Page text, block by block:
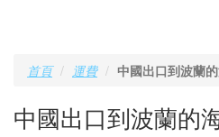
首頁 運費 中國出口到波蘭
中國出口到波蘭的